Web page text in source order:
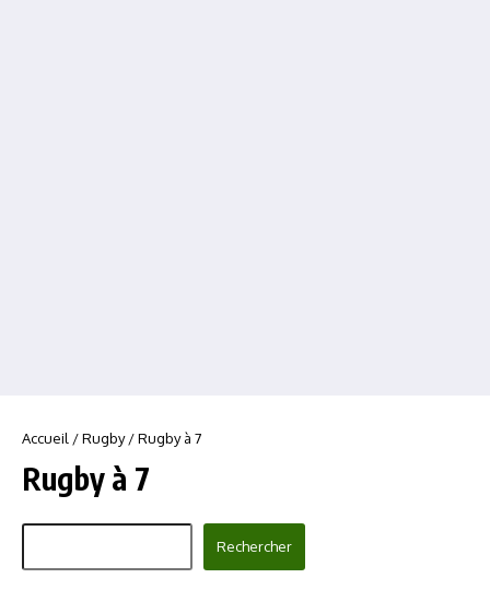
Accueil /Rugby/Rugby à 7
Rugby à 7
Rechercher